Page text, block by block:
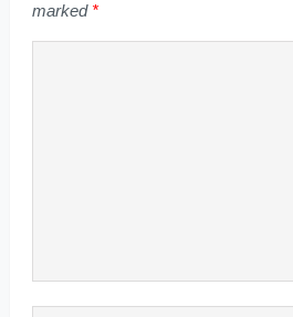
marked *